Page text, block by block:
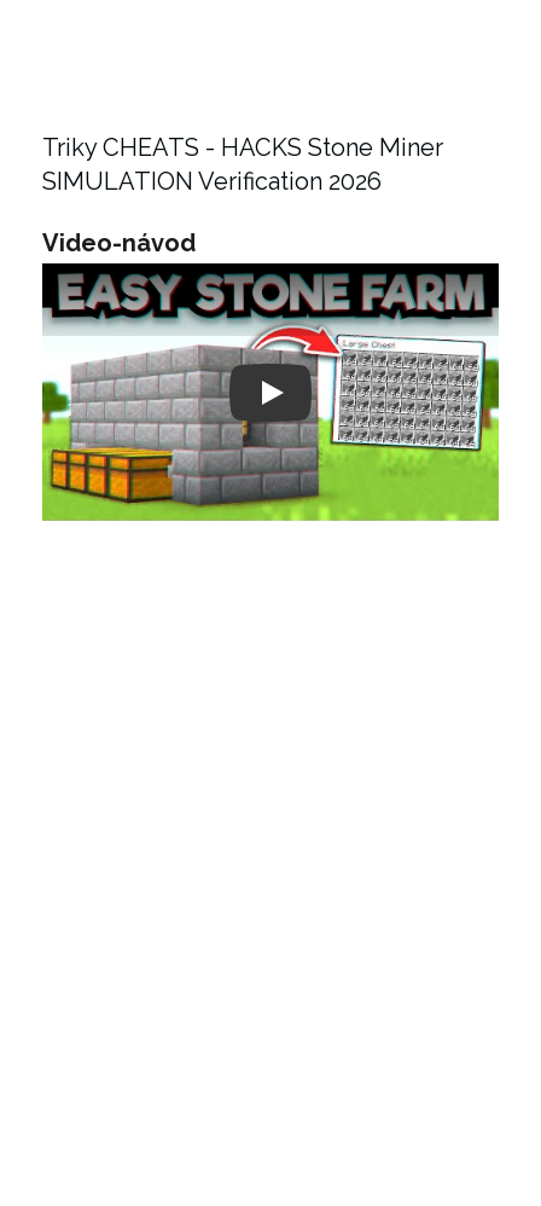
Triky CHEATS - HACKS Stone Miner
SIMULATION Verification 2026
Video-návod
Play: Keynote (Google I/O '18)